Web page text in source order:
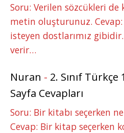
Soru: Verilen sözcükleri de
metin oluşturunuz.
isteyen dostlarımız
verir…
Nuran - 2. Sınıf
Sayfa Cevapları
Soru: Bir kitabı seçerken
Cevap: Bir kitap seçerken